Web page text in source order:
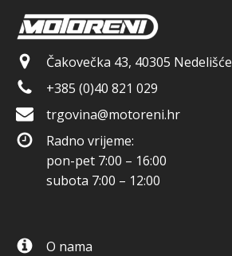
Čakovečka 43, 40305 Nedelišće
+385 (0)40 821 029
trgovina@motoreni.hr
Radno vrijeme:
pon-pet 7:00 – 16:00
subota 7:00 – 12:00
O nama